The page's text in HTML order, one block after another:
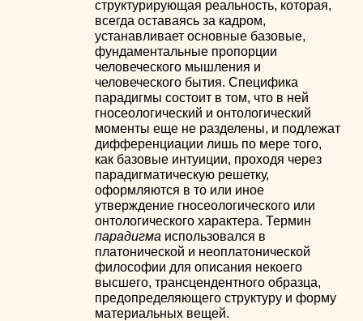
структурирующая реальность, которая,
всегда оставаясь за кадром,
устанавливает основные базовые,
фундаментальные пропорции
человеческого мышления и
человеческого бытия. Специфика
парадигмы состоит в том, что в ней
гносеологический и онтологический
моменты еще не разделены, и подлежат
дифференциации лишь по мере того,
как базовые интуиции, проходя через
парадигматическую решетку,
оформляются в то или иное
утверждение гносеологического или
онтологического характера. Термин
парадигма использовался в
платонической и неоплатонической
философии для описания некоего
высшего, трансцендентного образца,
предопределяющего структуру и форму
материальных вещей.